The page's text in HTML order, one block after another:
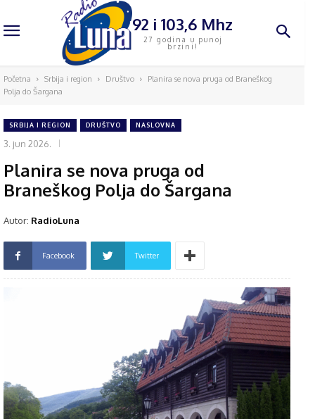
92 i 103,6 Mhz
27 godina u punoj
brzini!
Početna Srbija i region Društvo
Planira se nova pruga od Braneškog
Polja do Šargana
SRBIJA I REGION DRUŠTVO NASLOVNA
3. jun 2026.
Planira se nova pruga od
Braneškog Polja do Šargana
Autor: RadioLuna
Facebook Twitter